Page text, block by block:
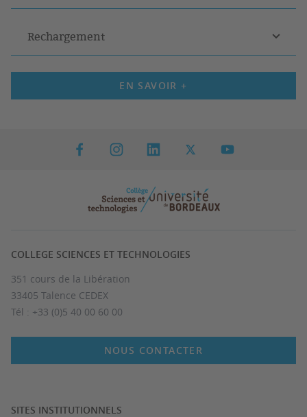
Rechargement
EN SAVOIR +
COLLEGE SCIENCES ET TECHNOLOGIES
351 cours de la Libération
33405 Talence CEDEX
Tél : +33 (0)5 40 00 60 00
NOUS CONTACTER
SITES INSTITUTIONNELS